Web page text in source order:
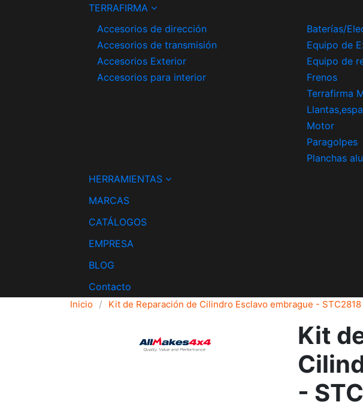
TERRAFIRMA
Accesorios de dirección
Accesorios de transmisión
Accesorios Exterior
Accesorios para interior
Baterías/
Equipo de
Equipo de
Frenos
Terrafirma
Motor
Paragolpes
Planchas
HERRAMIENTAS
MARCAS
CATÁLOGOS
EMPRESA
BLOG
Contacto
Inicio Kit de Reparación de Cilindro Esclavo embrague - STC2818
Kit
-